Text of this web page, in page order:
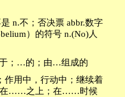
n.不；否决票 abbr.数字
）的符号 n.(No)人
；…的；由…组成的
作用中，行动中；继续着
在……之上；在……时候